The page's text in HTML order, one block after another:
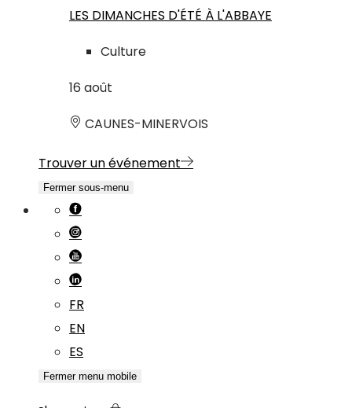
LES DIMANCHES D'ÉTÉ À L'ABBAYE
Culture
16 août
CAUNES-MINERVOIS
Trouver un événement
Fermer sous-menu
FR
EN
ES
Fermer menu mobile